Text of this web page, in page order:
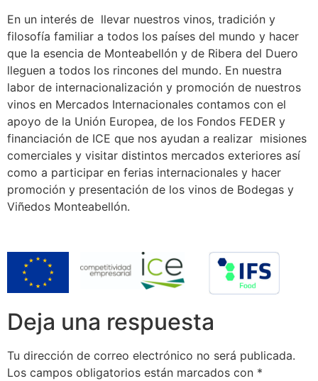
En un interés de llevar nuestros vinos, tradición y
filosofía familiar a todos los países del mundo y hacer
que la esencia de Monteabellón y de Ribera del Duero
lleguen a todos los rincones del mundo. En nuestra
labor de internacionalización y promoción de nuestros
vinos en Mercados Internacionales contamos con el
apoyo de la Unión Europea, de los Fondos FEDER y
financiación de ICE que nos ayudan a realizar misiones
comerciales y visitar distintos mercados exteriores así
como a participar en ferias internacionales y hacer
promoción y presentación de los vinos de Bodegas y
Viñedos Monteabellón.
Deja una respuesta
Tu dirección de correo electrónico no será publicada.
Los campos obligatorios están marcados con *